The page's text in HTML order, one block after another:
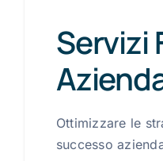
Servizi
Ottimizzare le
successo